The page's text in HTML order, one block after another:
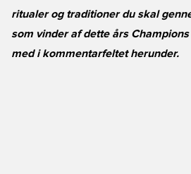
ritualer og traditioner du skal
som vinder af dette års Champions
med i kommentarfeltet herunder.